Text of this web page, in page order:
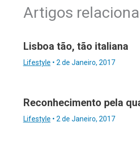
Artigos
Lisboa tão, tão italiana
Lifestyle • 2 de Janeiro, 2017
Reconhecimento pela
Lifestyle • 2 de Janeiro, 2017